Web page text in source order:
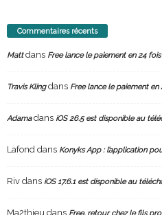
Commentaires récents
Mattdans Free lance le paiement en 24
Travis Klingdans Free lance le paiement en
Adamadans iOS 26.5 est disponible au
Lafond dans Konyks App : l’application
Riv dans iOS 17.6.1 est disponible au
Ma2thieu dans Free, retour chez le fils